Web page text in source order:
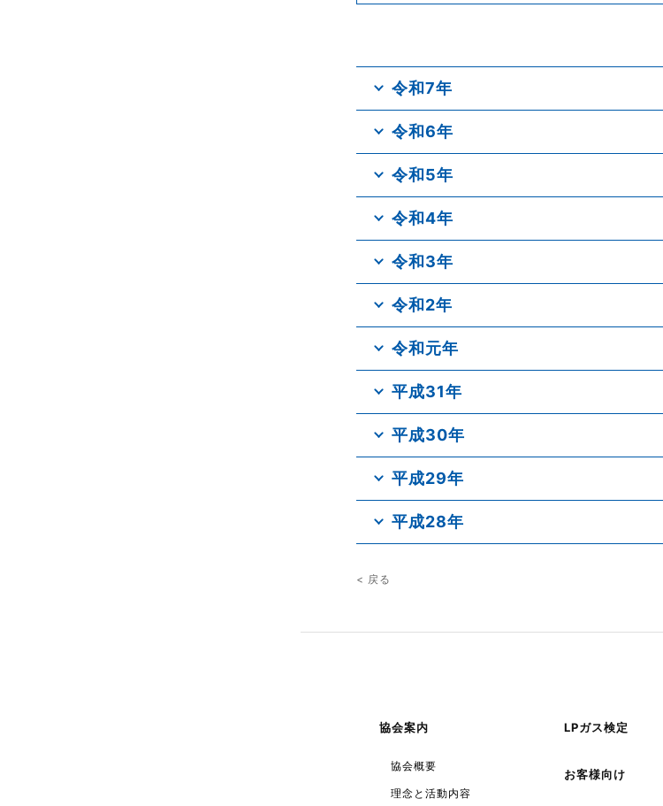
令和7年
令和6年
令和5年
令和4年
令和3年
令和2年
令和元年
平成31年
平成30年
平成29年
平成28年
< 戻る
協会案内
協会概要
理念と活動内容
LPガス検定
お客様向け